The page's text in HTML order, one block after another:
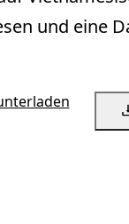
und eine